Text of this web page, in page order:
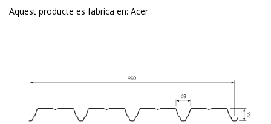
Aquest producte es fabrica en: Acer